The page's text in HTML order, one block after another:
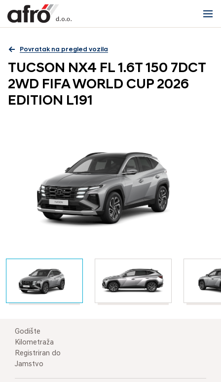
Povratak na pregled vozila
TUCSON NX4 FL 1.6T 150 7DCT
2WD FIFA WORLD CUP 2026
EDITION L191
Godište
Kilometraža
Registriran do
Jamstvo